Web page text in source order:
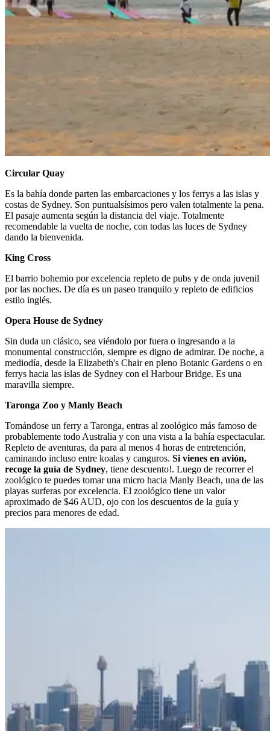
Circular Quay
Es la bahía donde parten las embarcaciones y los ferrys a las islas y
costas de Sydney. Son puntualsísimos pero valen totalmente la pena.
El pasaje aumenta según la distancia del viaje. Totalmente
recomendable la vuelta de noche, con todas las luces de Sydney
dando la bienvenida.
King Cross
El barrio bohemio por excelencia repleto de pubs y de onda juvenil
por las noches. De día es un paseo tranquilo y repleto de edificios
estilo inglés.
Opera House de Sydney
Sin duda un clásico, sea viéndolo por fuera o ingresando a la
monumental construcción, siempre es digno de admirar. De noche, a
mediodía, desde la Elizabeth's Chair en pleno Botanic Gardens o en
ferrys hacia las islas de Sydney con el Harbour Bridge. Es una
maravilla siempre.
Taronga Zoo y Manly Beach
Tomándose un ferry a Taronga, entras al zoológico más famoso de
probablemente todo Australia y con una vista a la bahía espectacular.
Repleto de aventuras, da para al menos 4 horas de entretención,
caminando incluso entre koalas y canguros. Si vienes en avión,
recoge la guía de Sydney, tiene descuento!. Luego de recorrer el
zoológico te puedes tomar una micro hacia Manly Beach, una de las
playas surferas por excelencia. El zoológico tiene un valor
aproximado de $46 AUD, ojo con los descuentos de la guía y
precios para menores de edad.